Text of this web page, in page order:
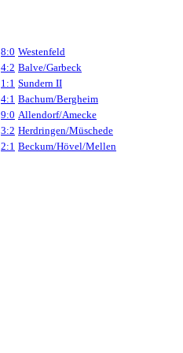
8:0 Westenfeld
4:2 Balve/Garbeck
1:1 Sundern II
4:1 Bachum/Bergheim
9:0 Allendorf/Amecke
3:2 Herdringen/Müschede
2:1 Beckum/Hövel/Mellen